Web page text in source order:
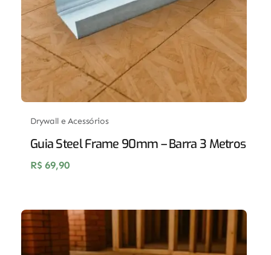
Drywall e Acessórios
Guia Steel Frame 90mm – Barra 3 Metros
R$ 69,90